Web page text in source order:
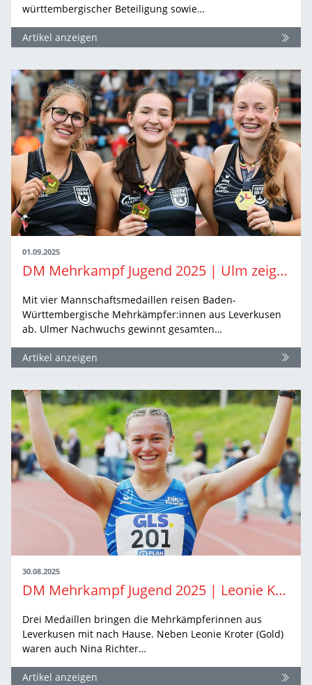
württembergischer Beteiligung sowie…
Artikel anzeigen
01.09.2025
DM Mehrkampf Jugend 2025 | Ulm zeigt Mannschaftsstärke
Mit vier Mannschaftsmedaillen reisen Baden-
Württembergische Mehrkämpfer:innen aus Leverkusen
ab. Ulmer Nachwuchs gewinnt gesamten…
Artikel anzeigen
30.08.2025
DM Mehrkampf Jugend 2025 | Leonie Kroter holt sich den Meistertitel
Drei Medaillen bringen die Mehrkämpferinnen aus
Leverkusen mit nach Hause. Neben Leonie Kroter (Gold)
waren auch Nina Richter…
Artikel anzeigen